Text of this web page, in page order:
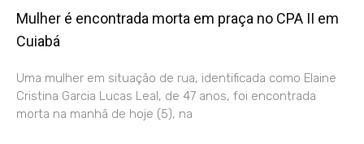
Mulher é encontrada morta em praça no CPA II em
Cuiabá
Uma mulher em situação de rua, identificada como Elaine
Cristina Garcia Lucas Leal, de 47 anos, foi encontrada
morta na manhã de hoje (5), na